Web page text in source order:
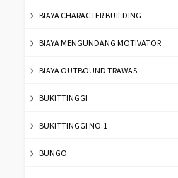
BIAYA CHARACTER BUILDING
BIAYA MENGUNDANG MOTIVATOR
BIAYA OUTBOUND TRAWAS
BUKITTINGGI
BUKITTINGGI NO.1
BUNGO